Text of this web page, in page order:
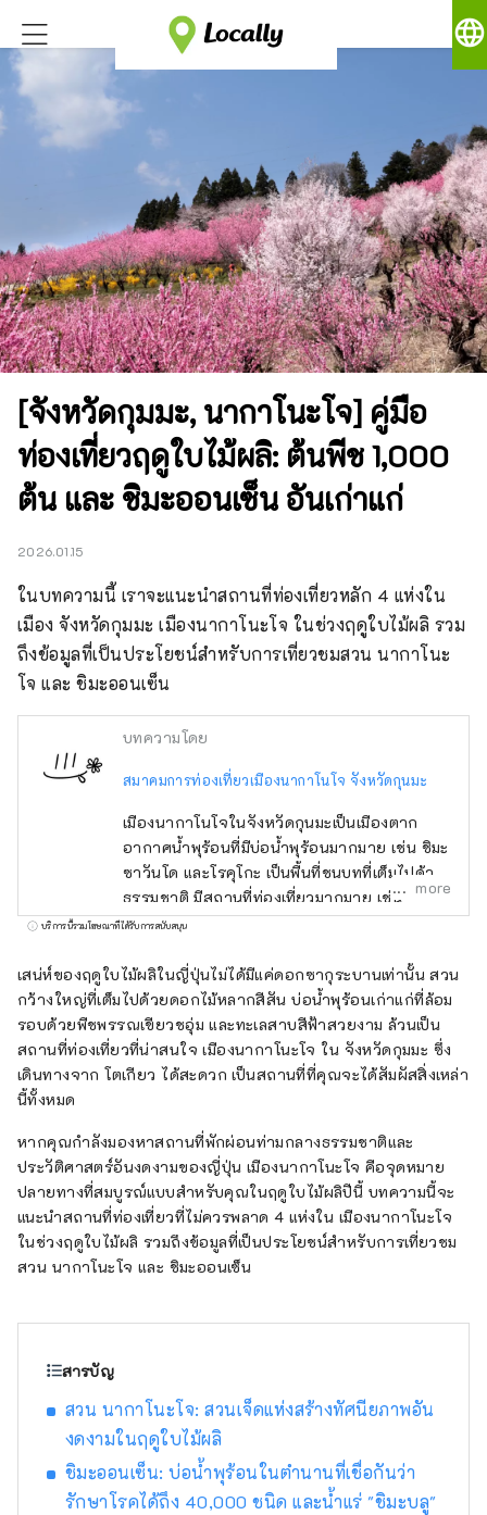
language
[จังหวัดกุมมะ, นากาโนะโจ] คู่มือ
ท่องเที่ยวฤดูใบไม้ผลิ: ต้นพีช 1,000
ต้น และ ชิมะออนเซ็น อันเก่าแก่
2026.01.15
ในบทความนี้ เราจะแนะนำสถานที่ท่องเที่ยวหลัก 4 แห่งใน
เมือง จังหวัดกุมมะ เมืองนากาโนะโจ ในช่วงฤดูใบไม้ผลิ รวม
ถึงข้อมูลที่เป็นประโยชน์สำหรับการเที่ยวชมสวน นากาโนะ
โจ และ ชิมะออนเซ็น
บทความโดย
สมาคมการท่องเที่ยวเมืองนากาโนโจ จังหวัดกุนมะ
เมืองนากาโนโจในจังหวัดกุนมะเป็นเมืองตาก
อากาศน้ำพุร้อนที่มีบ่อน้ำพุร้อนมากมาย เช่น ชิมะ
ซาวันโด และโรคุโกะ เป็นพื้นที่ชนบทที่เต็มไปด้วย
ธรรมชาติ มีสถานที่ท่องเที่ยวมากมาย เช่น
ทะเลสาบโนโซริ โยชิกาฮิระ และสวนชัตสึโบมิโง
เทศกาลโทริโออิและเทศกาลกิองหลงเหลืออยู่
นอกจากนี้ เมืองนี้ยังจัดงานเทศกาลศิลปะร่วม
สมัยนานาชาตินากาโนโจ เบียนนาเล่ ซึ่งจัดขึ้น
ทุกสองปี เราจะมาแนะนำเสน่ห์ของเมืองนากาโน
โจกัน
more
บริการนี้รวมโฆษณาที่ได้รับการสนับสนุน
เสน่ห์ของฤดูใบไม้ผลิในญี่ปุ่นไม่ได้มีแค่ดอกซากุระบานเท่านั้น สวน
กว้างใหญ่ที่เต็มไปด้วยดอกไม้หลากสีสัน บ่อน้ำพุร้อนเก่าแก่ที่ล้อม
รอบด้วยพืชพรรณเขียวชอุ่ม และทะเลสาบสีฟ้าสวยงาม ล้วนเป็น
สถานที่ท่องเที่ยวที่น่าสนใจ เมืองนากาโนะโจ ใน จังหวัดกุมมะ ซึ่ง
เดินทางจาก โตเกียว ได้สะดวก เป็นสถานที่ที่คุณจะได้สัมผัสสิ่งเหล่า
นี้ทั้งหมด
หากคุณกำลังมองหาสถานที่พักผ่อนท่ามกลางธรรมชาติและ
ประวัติศาสตร์อันงดงามของญี่ปุ่น เมืองนากาโนะโจ คือจุดหมาย
ปลายทางที่สมบูรณ์แบบสำหรับคุณในฤดูใบไม้ผลิปีนี้ บทความนี้จะ
แนะนำสถานที่ท่องเที่ยวที่ไม่ควรพลาด 4 แห่งใน เมืองนากาโนะโจ
ในช่วงฤดูใบไม้ผลิ รวมถึงข้อมูลที่เป็นประโยชน์สำหรับการเที่ยวชม
สวน นากาโนะโจ และ ชิมะออนเซ็น
สารบัญ
สวน นากาโนะโจ: สวนเจ็ดแห่งสร้างทัศนียภาพอัน
งดงามในฤดูใบไม้ผลิ
ชิมะออนเซ็น: บ่อน้ำพุร้อนในตำนานที่เชื่อกันว่า
รักษาโรคได้ถึง 40,000 ชนิด และน้ำแร่ "ชิมะบลู"